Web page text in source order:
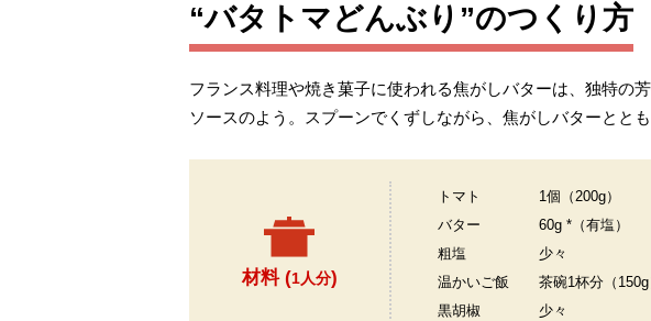
“バタトマどんぶり”のつくり方
フランス料理や焼き菓子に使われる焦がしバターは、独特の
ソースのよう。スプーンでくずしながら、焦がしバターととも
材料 (1人分)
トマト
1個（200g）
バター
60g *（有塩）
粗塩
少々
温かいご飯
茶碗1杯分（150g
黒胡椒
少々